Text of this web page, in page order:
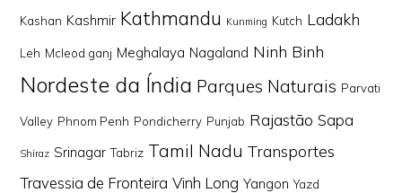
Kashan Kashmir Kathmandu Kunming Kutch Ladakh
Leh Mcleod ganj Meghalaya Nagaland Ninh Binh
Nordeste da Índia Parques Naturais Parvati
Valley Phnom Penh Pondicherry Punjab Rajastão Sapa
Shiraz Srinagar Tabriz Tamil Nadu Transportes
Travessia de Fronteira Vinh Long Yangon Yazd